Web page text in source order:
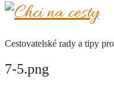
Chci
na
cesty
Cestovatelské rady a tipy
7-5.png